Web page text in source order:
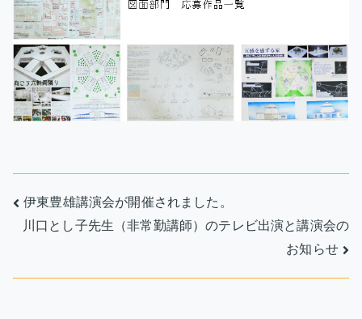
投
稿
ナ
伊東豊雄講演会が開催されました。
川口とし子先生（非常勤講師）のテレビ出演と講演会の
お知らせ